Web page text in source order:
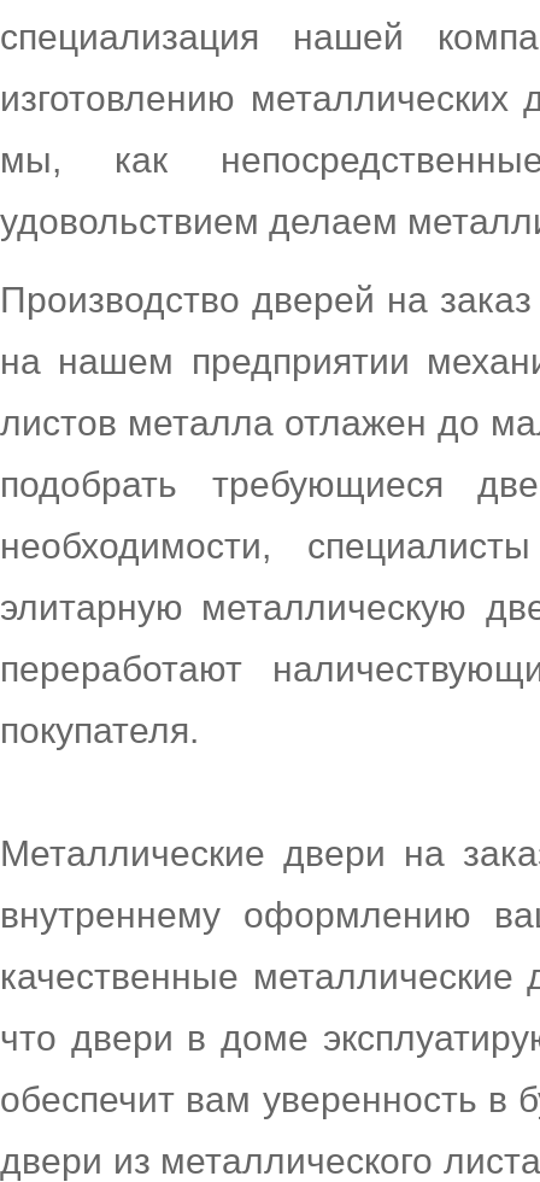
специализация нашей
изготовлению
мы, как
удовольствием делаем
Производство дверей на
на нашем предприятии
листов металла отлажен до
подобрать требующиеся
необходимости,
элитарную металлическую
переработают
покупателя.
Металлические двери на
внутреннему оформлению
качественные
что двери в доме
обеспечит вам уверенность в
двери из металлического